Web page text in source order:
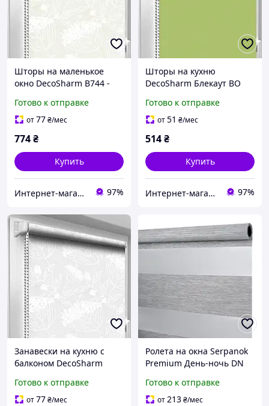
Шторы на маленькое
окно DecoSharm В744 -
Готово к отправке
от77₴/мес
774₴
Купить
Интернет-магазин «Марко» 97%
Шторы на кухню
DecoSharm Блекаут ВО
Готово к отправке
от51 ₴/мес
514₴
Купить
Интернет-магазин «Марко» 97%
Занавески на кухню с
балконом DecoSharm
Готово к отправке
от77₴/мес
Ролета на окна Serpanok
Premium День-ночь DN
Готово к отправке
от213₴/мес